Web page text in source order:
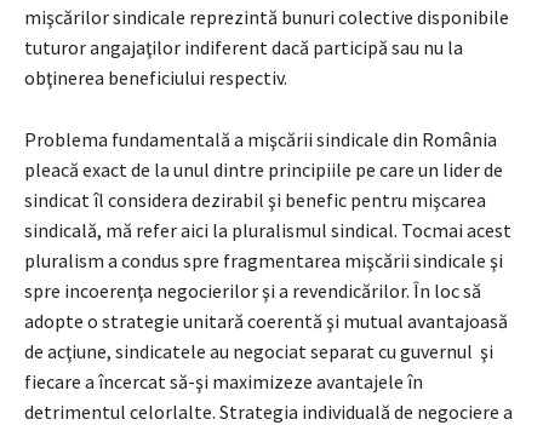
mişcărilor sindicale reprezintă bunuri colective disponibile
tuturor angajaţilor indiferent dacă participă sau nu la
obţinerea beneficiului respectiv.
Problema fundamentală a mişcării sindicale din România
pleacă exact de la unul dintre principiile pe care un lider de
sindicat îl considera dezirabil şi benefic pentru mişcarea
sindicală, mă refer aici la pluralismul sindical. Tocmai acest
pluralism a condus spre fragmentarea mişcării sindicale şi
spre incoerenţa negocierilor şi a revendicărilor. În loc să
adopte o strategie unitară coerentă şi mutual avantajoasă
de acţiune, sindicatele au negociat separat cu guvernul şi
fiecare a încercat să-şi maximizeze avantajele în
detrimentul celorlalte. Strategia individuală de negociere a